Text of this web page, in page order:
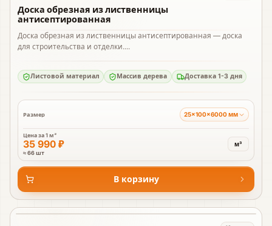
Доска обрезная из лиственницы
антисептированная
Доска обрезная из лиственницы антисептированная — доска
для строительства и отделки....
Листовой материал Массив дерева Доставка 1-3 дня
Размер 25×100×6000 мм
Цена за1 м³
35 990 ₽
≈ 66 шт
м³
В корзину